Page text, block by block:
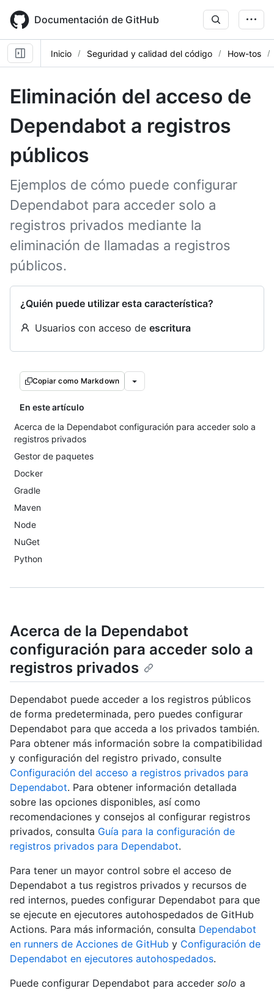
main
content
Documentación de GitHub
Inicio Seguridad y calidad del código How-tos
Eliminación del acceso de
Dependabot a registros
públicos
Ejemplos de cómo puede configurar
Dependabot para acceder solo a
registros privados mediante la
eliminación de llamadas a registros
públicos.
¿Quién puede utilizar esta característica?
Usuarios con acceso de escritura
Copiar como Markdown
En este artículo
Acerca de la Dependabot configuración para acceder solo a
registros privados
Gestor de paquetes
Docker
Gradle
Maven
Node
NuGet
Python
Acerca de la Dependabot
configuración para acceder solo a
registros privados
Dependabot puede acceder a los registros públicos
de forma predeterminada, pero puedes configurar
Dependabot para que acceda a los privados también.
Para obtener más información sobre la compatibilidad
y configuración del registro privado, consulte
Configuración del acceso a registros privados para
Dependabot. Para obtener información detallada
sobre las opciones disponibles, así como
recomendaciones y consejos al configurar registros
privados, consulta Guía para la configuración de
registros privados para Dependabot.
Para tener un mayor control sobre el acceso de
Dependabot a tus registros privados y recursos de
red internos, puedes configurar Dependabot para que
se ejecute en ejecutores autohospedados de GitHub
Actions. Para más información, consulta Dependabot
en runners de Acciones de GitHub y Configuración de
Dependabot en ejecutores autohospedados.
Puede configurar Dependabot para acceder solo a